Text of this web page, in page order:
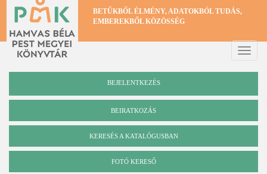
Ugrás
tartalomra
BETŰKBŐL ÉLMÉNY, ADATOKBÓL TUDÁS,
EMBEREKBŐL KÖZÖSSÉG
Toggle
BEJELENTKEZÉS
BEIRATKOZÁS
Katalógus
KERESÉS A KATALÓGUSBAN
FOTÓ KERESŐ